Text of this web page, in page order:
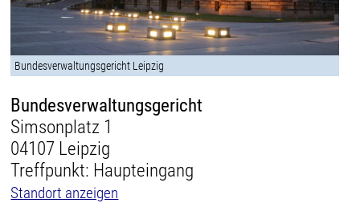
Bundesverwaltungsgericht Leipzig
Bundesverwaltungsgericht
Simsonplatz 1
04107 Leipzig
Treffpunkt: Haupteingang
Standort anzeigen